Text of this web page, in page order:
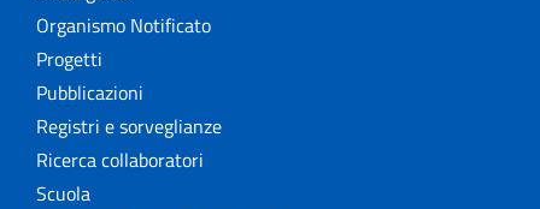
Organismo Notificato
Progetti
Pubblicazioni
Registri e sorveglianze
Ricerca collaboratori
Scuola